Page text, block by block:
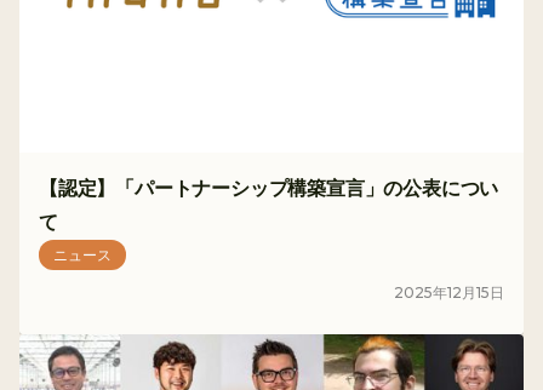
【認定】「パートナーシップ構築宣言」の公表につい
て
ニュース
2025年12 月15 日